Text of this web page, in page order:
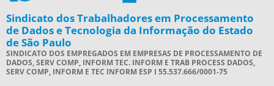
Sindicato dos Trabalhadores em Processamento
de Dados e Tecnologia da Informação do Estado
de São Paulo
SINDICATO DOS EMPREGADOS EM EMPRESAS DE PROCESSAMENTO DE
DADOS, SERV COMP, INFORM TEC. INFORM E TRAB PROCESS DADOS,
SERV COMP, INFORM E TEC INFORM ESP I 55.537.666/0001-75